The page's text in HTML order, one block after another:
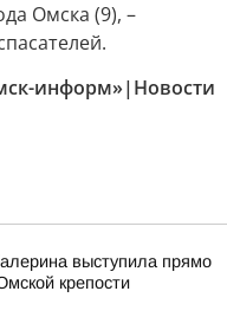
Омска (9), –
информ»|Новости
выступила прямо
крепости